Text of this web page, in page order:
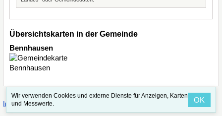
Übersichtskarten in der Gemeinde
Bennhausen
Impressum·Straßenindex
Wir verwenden Cookies und externe Dienste für Anzeigen, Karten
und Messwerte.
OK